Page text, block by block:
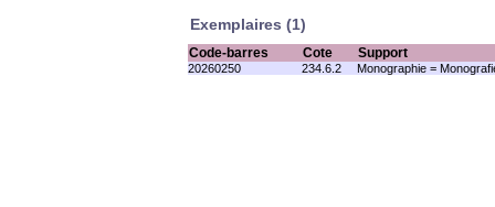
Exemplaires (1)
Code-barres Cote Support
20260250 234.6.2 Monographie =